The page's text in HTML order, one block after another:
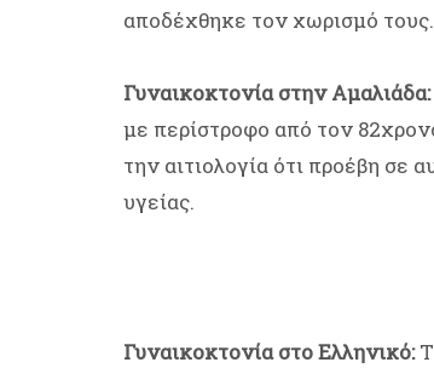
αποδέχθηκε τον χωρισμό τους.
Γυναικοκτονία στην Αμαλιάδα:
με περίστροφο από τον
την αιτιολογία ότι προέβη σε
υγείας.
Γυναικοκτονία στο Ελληνικό: